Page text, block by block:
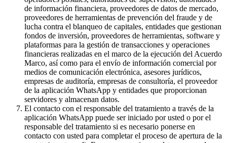
de información financiera, proveedores de datos de mercado,
proveedores de herramientas de prevención del fraude y de
lucha contra el blanqueo de capitales, entidades que gestionan
fondos de inversión, proveedores de herramientas, software y
plataformas para la gestión de transacciones y operaciones
financieras realizadas en el marco de la ejecución del Acuerdo
Marco, así como para el envío de información comercial por
medios de comunicación electrónica, asesores jurídicos,
empresas de auditoría, empresas de consultoría, el proveedor
de la aplicación WhatsApp y entidades que proporcionan
servidores y almacenan datos.
El contacto con el responsable del tratamiento a través de la
aplicación WhatsApp puede ser iniciado por usted o por el
responsable del tratamiento si es necesario ponerse en
contacto con usted para completar el proceso de apertura de la